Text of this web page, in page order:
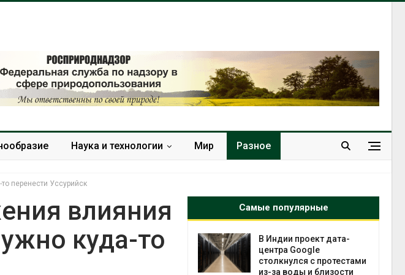
Наука и технологии Мир Разное
перенести Уссурийск
влияния
куда-то
Самые популярные
Южная Корея ускорит
развитие солнечной
В Индии проект дата-
центра Google
столкнулся с протестами
из-за воды и близости